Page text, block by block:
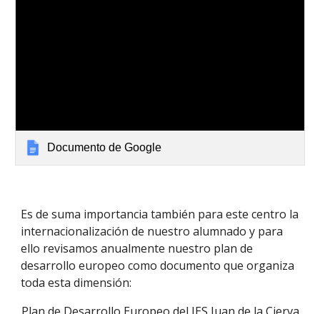
Documento de Google
Es de suma importancia también para este centro la
internacionalización de nuestro alumnado y para
ello revisamos anualmente nuestro plan de
desarrollo europeo como documento que organiza
toda esta dimensión: